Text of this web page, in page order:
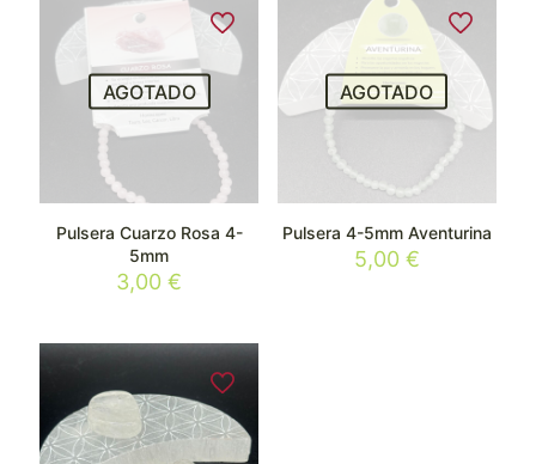
AGOTADO
Pulsera Cuarzo Rosa 4-
5mm
3,00€
AGOTADO
Pulsera 4-5mm Aventurina
5,00 €